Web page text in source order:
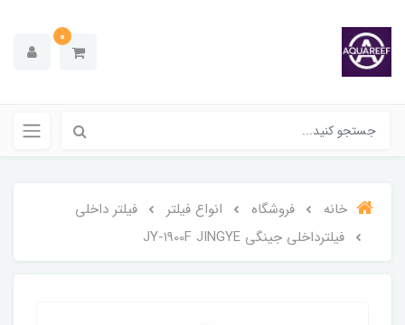
0
خانه فروشگاه انواع فیلتر
فیلتر داخلی
فیلترداخلی جینگی JY-1900F JINGYE